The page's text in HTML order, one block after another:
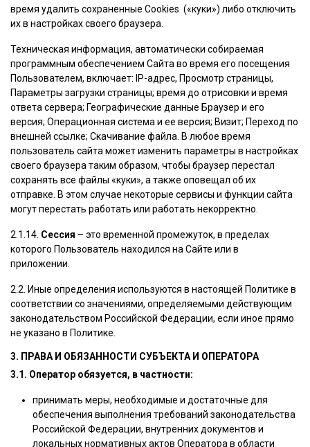
время удалить сохраненные Сookies («куки») либо отключить
их в настройках своего браузера.
Техническая информация, автоматически собираемая
программным обеспечением Сайта во время его посещения
Пользователем, включает: IP-адрес, Просмотр страницы,
Параметры загрузки страницы; время до отрисовки и время
ответа сервера; Географические данные Браузер и его
версия; Операционная система и ее версия; Визит; Переход по
внешней ссылке; Скачивание файла. В любое время
пользователь сайта может изменить параметры в настройках
своего браузера таким образом, чтобы браузер перестал
сохранять все файлы «куки», а также оповещал об их
отправке. В этом случае некоторые сервисы и функции сайта
могут перестать работать или работать некорректно.
2.1.14. Сессия – это временной промежуток, в пределах
которого Пользователь находился на Сайте или в
приложении.
2.2. Иные определения используются в настоящей Политике в
соответствии со значениями, определяемыми действующим
законодательством Российской Федерации, если иное прямо
не указано в Политике.
3. ПРАВА И ОБЯЗАННОСТИ СУБЪЕКТА И ОПЕРАТОРА
3.1. Оператор обязуется, в частности:
принимать меры, необходимые и достаточные для
обеспечения выполнения требований законодательства
Российской Федерации, внутренних документов и
локальных нормативных актов Оператора в области